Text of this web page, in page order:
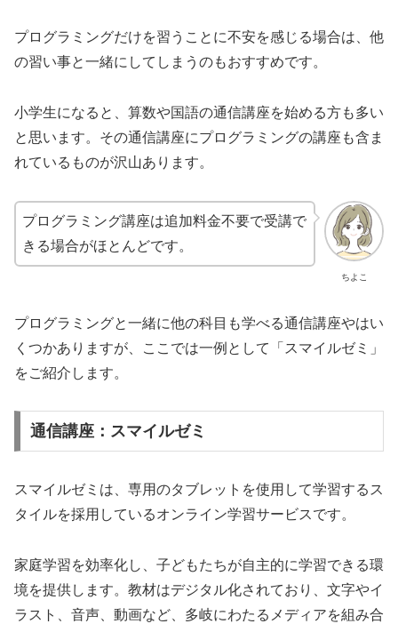
プログラミングだけを習うことに不安を感じる場合は、他
の習い事と一緒にしてしまうのもおすすめです。
小学生になると、算数や国語の通信講座を始める方も多い
と思います。その通信講座にプログラミングの講座も含ま
れているものが沢山あります。
ちよこ
プログラミング講座は追加料金不要で受講で
きる場合がほとんどです。
プログラミングと一緒に他の科目も学べる通信講座やはい
くつかありますが、ここでは一例として「スマイルゼミ」
をご紹介します。
通信講座：スマイルゼミ
スマイルゼミは、専用のタブレットを使用して学習するス
タイルを採用しているオンライン学習サービスです。
家庭学習を効率化し、子どもたちが自主的に学習できる環
境を提供します。教材はデジタル化されており、文字やイ
ラスト、音声、動画など、多岐にわたるメディアを組み合